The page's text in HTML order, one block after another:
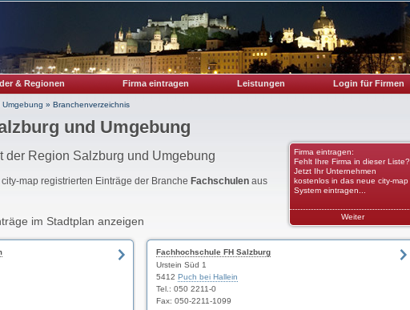
& Regionen Firma eintragen Leistungen Login für Firmen
» Branchenverzeichnis
und Umgebung
der Region Salzburg und Umgebung
Firma eintragen:
Fehlt Ihre Firma in dieser Liste?
Jetzt Ihr Unternehmen
kostenlos in das neue city-map
System eintragen...
Weiter
map registrierten Einträge der Branche Fachschulenaus
im Stadtplan anzeigen
Fachhochschule FH Salzburg
Urstein Süd 1
5412 Puch bei Hallein
Tel.: 050 2211-0
Fax: 050-2211-1099